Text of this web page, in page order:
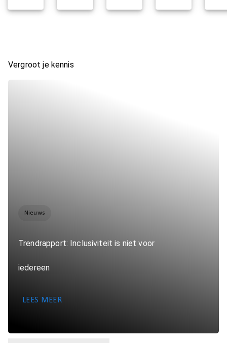
Vergroot je kennis
Nieuws
Trendrapport: Inclusiviteit is niet voor
iedereen
LEES MEER